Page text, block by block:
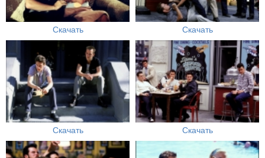
Скачать Скачать
Скачать Скачать